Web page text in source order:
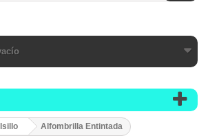
Alfombrilla Entintada